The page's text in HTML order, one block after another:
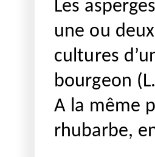
Les
une ou
cultures
bourgeon
A la même
rhubarbe,